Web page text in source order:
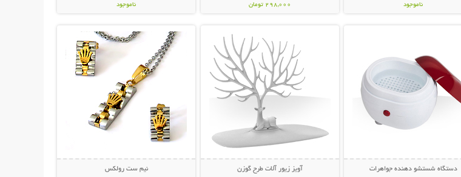
ناموجود
298,000 تومان
ناموجود
دستگاه شستشو دهنده جواهرات آویز زیور آلات طرح گوزن نیم ست رولکس